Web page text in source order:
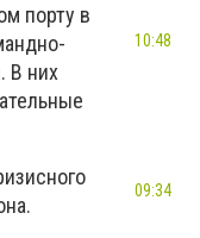
порту в
В них
10:48
09:34